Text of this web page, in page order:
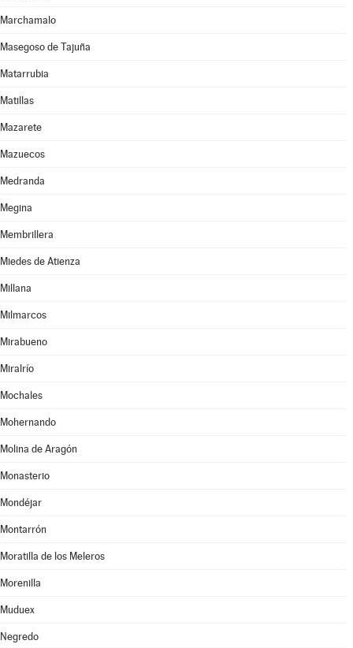
Marchamalo
Masegoso de Tajuña
Matarrubia
Matillas
Mazarete
Mazuecos
Medranda
Megina
Membrillera
Miedes de Atienza
Millana
Milmarcos
Mirabueno
Miralrío
Mochales
Mohernando
Molina de Aragón
Monasterio
Mondéjar
Montarrón
Moratilla de los Meleros
Morenilla
Muduex
Negredo